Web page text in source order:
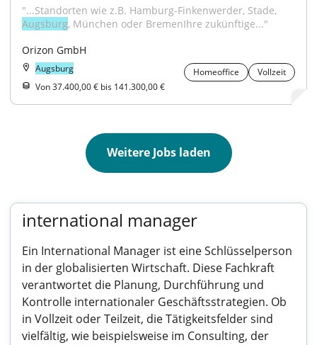
Augsburg, München oder BremenIhre zukünftige..."
Orizon GmbH
Augsburg Homeoffice
Vollzeit
Von 37.400,00 € bis 141.300,00 €
Weitere Jobs laden
international manager
Ein International Manager ist eine Schlüsselperson
in der globalisierten Wirtschaft. Diese Fachkraft
verantwortet die Planung, Durchführung und
Kontrolle internationaler Geschäftsstrategien. Ob
in Vollzeit oder Teilzeit, die Tätigkeitsfelder sind
vielfältig, wie beispielsweise im Consulting, der